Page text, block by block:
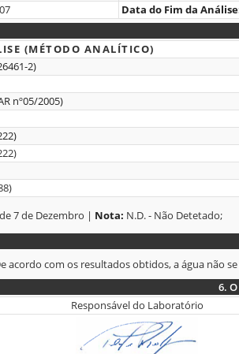
Data do Fim da
(MÉTODO ANALÍTICO)
2)
nº05/2005)
7 de Dezembro | Nota: N.D. - Não Detetado;
acordo com os resultados obtidos, a água não
6.
Responsável do Laboratório